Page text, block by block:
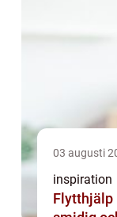
03 augusti
inspiration
Flytthjälp i